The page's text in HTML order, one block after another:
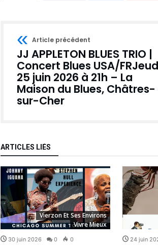
Article précédent
JJ APPLETON BLUES TRIO |
Concert Blues USA/
25 juin 2026 à 21h – La
Maison du Blues, Châtres-
sur-Cher
ARTICLES LIÉS
Vierzon Et Ses Environs
Vivre Mieux
30 juin 2026 0 0 24 juin